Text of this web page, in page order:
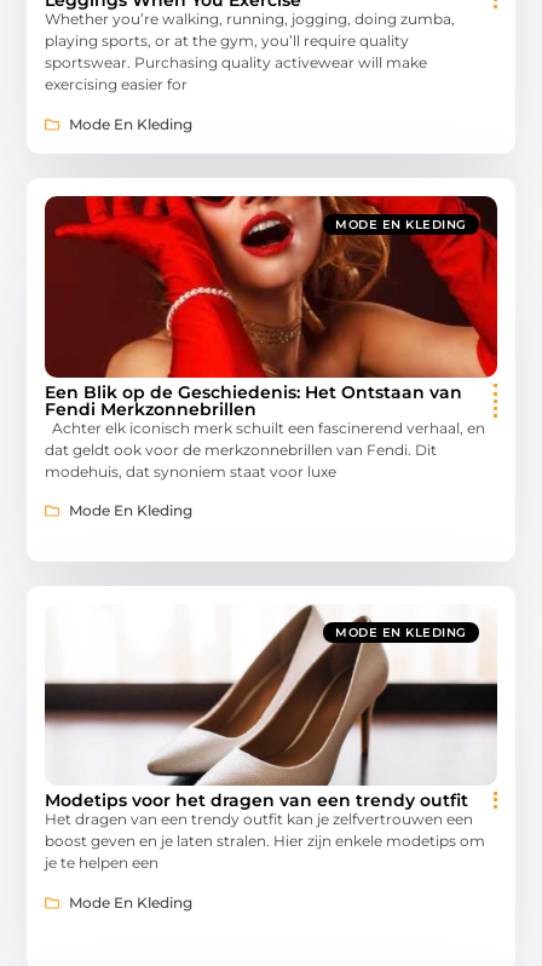
Whether you’re walking, running, jogging, doing zumba,
playing sports, or at the gym, you’ll require quality
sportswear. Purchasing quality activewear will make
exercising easier for
Mode En Kleding
MODE EN KLEDING
Een Blik op de Geschiedenis: Het Ontstaan van
Fendi Merkzonnebrillen
Achter elk iconisch merk schuilt een fascinerend verhaal, en
dat geldt ook voor de merkzonnebrillen van Fendi. Dit
modehuis, dat synoniem staat voor luxe
Mode En Kleding
MODE EN KLEDING
Modetips voor het dragen van een trendy outfit
Het dragen van een trendy outfit kan je zelfvertrouwen een
boost geven en je laten stralen. Hier zijn enkele modetips om
je te helpen een
Mode En Kleding